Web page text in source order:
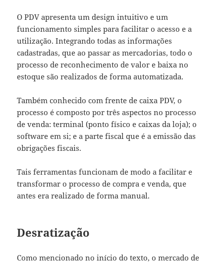
O PDV apresenta um design intuitivo e um
funcionamento simples para facilitar o acesso e a
utilização. Integrando todas as informações
cadastradas, que ao passar as mercadorias, todo o
processo de reconhecimento de valor e baixa no
estoque são realizados de forma automatizada.
Também conhecido com frente de caixa PDV, o
processo é composto por três aspectos no processo
de venda: terminal (ponto físico e caixas da loja); o
software em si; e a parte fiscal que é a emissão das
obrigações fiscais.
Tais ferramentas funcionam de modo a facilitar e
transformar o processo de compra e venda, que
antes era realizado de forma manual.
Desratização
Como mencionado no início do texto, o mercado de